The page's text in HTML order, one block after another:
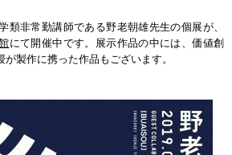
類非常勤講師である野老朝雄先生の個展が、
にて開催中です。展示作品の中には、価値創
製作に携った作品もございます。